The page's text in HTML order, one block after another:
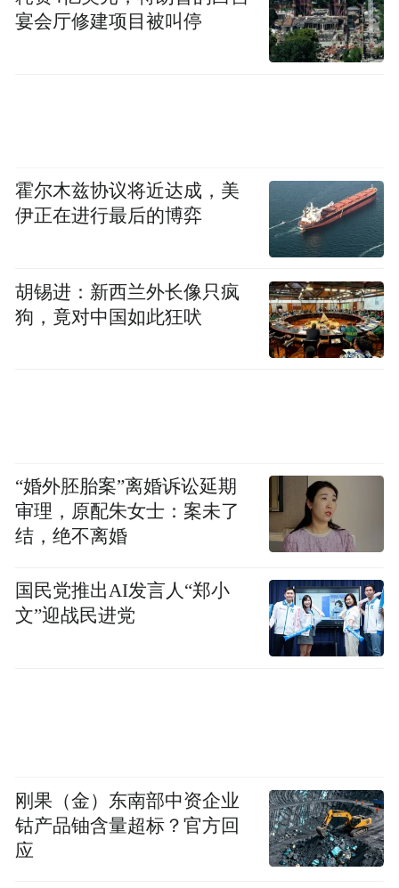
宴会厅修建项目被叫停
霍尔木兹协议将近达成，美
伊正在进行最后的博弈
胡锡进：新西兰外长像只疯
狗，竟对中国如此狂吠
“婚外胚胎案”离婚诉讼延期
审理，原配朱女士：案未了
结，绝不离婚
国民党推出AI发言人“郑小
文”迎战民进党
刚果（金）东南部中资企业
钴产品铀含量超标？官方回
应